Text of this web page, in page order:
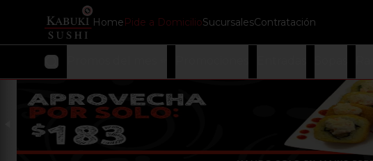
HomePide a DomicilioSucursalesContratación